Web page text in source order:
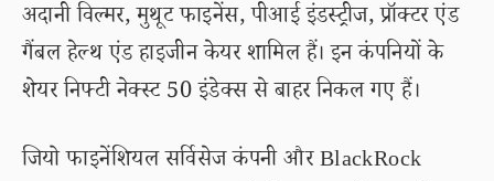
अदानी विल्मर, मुथूट फाइनेंस, पीआई इंडस्ट्रीज, प्रॉक्टर एंड
गैंबल हेल्थ एंड हाइजीन केयर शामिल हैं। इन कंपनियों के
शेयर निफ्टी नेक्स्ट 50 इंडेक्स से बाहर निकल गए हैं।
जियो फाइनेंशियल सर्विसेज कंपनी और BlackRock